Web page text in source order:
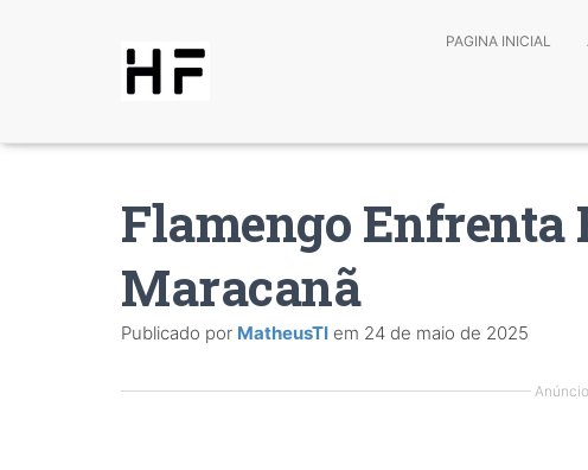
PAGINA INICIAL
Flamengo Enfrenta
Maracanã
Publicado por MatheusTI em 24 de maio de 2025